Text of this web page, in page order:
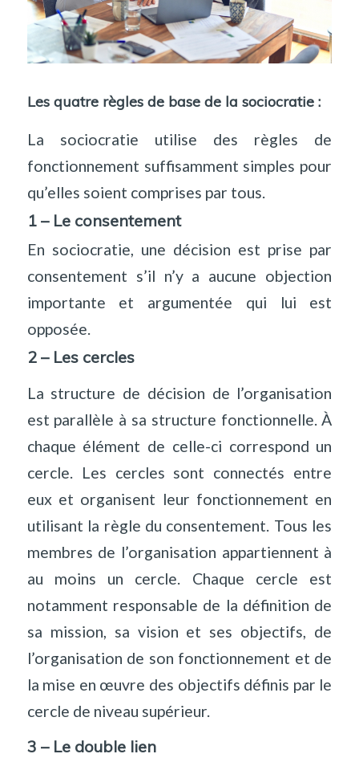
Les quatre règles de base de la sociocratie :
La sociocratie utilise des règles de
fonctionnement suffisamment simples pour
qu’elles soient comprises par tous.
1 – Le consentement
En sociocratie, une décision est prise par
consentement s’il n’y a aucune objection
importante et argumentée qui lui est
opposée.
2 – Les cercles
La structure de décision de l’organisation
est parallèle à sa structure fonctionnelle. À
chaque élément de celle-ci correspond un
cercle. Les cercles sont connectés entre
eux et organisent leur fonctionnement en
utilisant la règle du consentement. Tous les
membres de l’organisation appartiennent à
au moins un cercle. Chaque cercle est
notamment responsable de la définition de
sa mission, sa vision et ses objectifs, de
l’organisation de son fonctionnement et de
la mise en œuvre des objectifs définis par le
cercle de niveau supérieur.
3 – Le double lien